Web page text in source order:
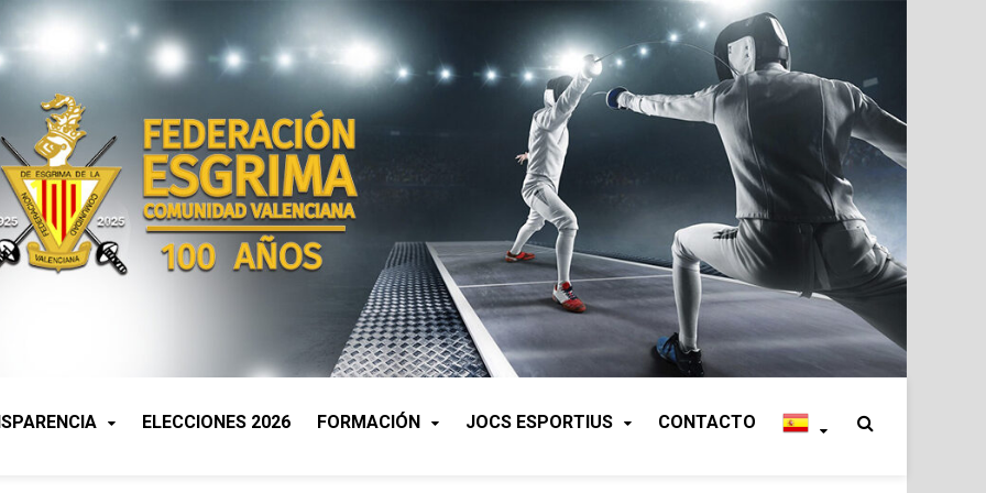
ELECCIONES 2026 FORMACIÓN JOCS ESPORTIUS CONTACTO